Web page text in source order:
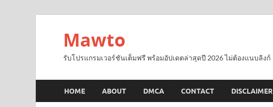
Mawto
รับโปรแกรมเวอร์ชันเต็มฟรี พร้อมอัปเดตล่าสุดปี 2026 ไม่ต้องแนบลิงก์
HOME ABOUT DMCA CONTACT DISCLAIMER